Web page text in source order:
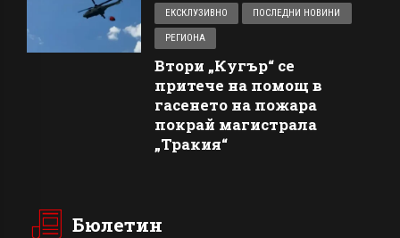
ЕКСКЛУЗИВНО ПОСЛЕДНИ НОВИНИ
РЕГИОНА
Втори „Кугър“ се
притече на помощ в
гасенето на пожара
покрай магистрала
„Тракия“
Бюлетин